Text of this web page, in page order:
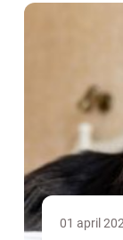
01 april